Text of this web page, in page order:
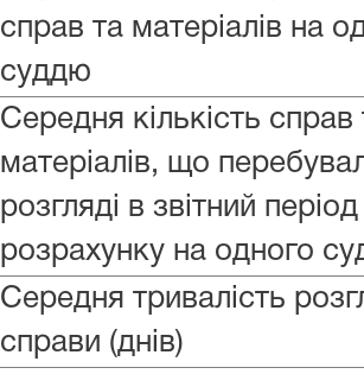
справ та матеріалів на
суддю
Середня кількість справ
матеріалів, що
розгляді в звітний
розрахунку на одного
Середня тривалість
справи (днів)